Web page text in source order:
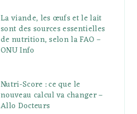
La viande, les œufs et le lait
sont des sources essentielles
de nutrition, selon la FAO –
ONU Info
Nutri-Score : ce que le
nouveau calcul va changer –
Allo Docteurs